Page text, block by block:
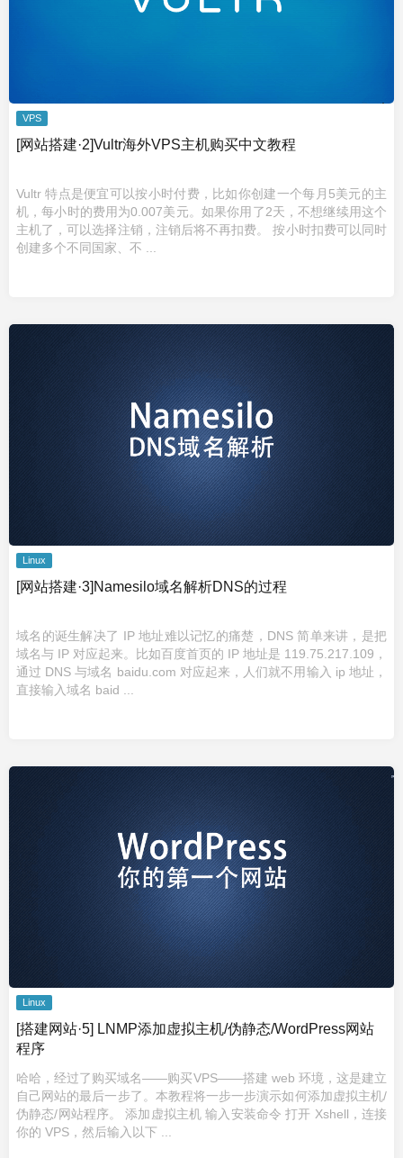
VPS
[网站搭建·2]Vultr海外VPS主机购买中文教程
Vultr 特点是便宜可以按小时付费，比如你创建一个每月5美元的主
机，每小时的费用为0.007美元。如果你用了2天，不想继续用这个
主机了，可以选择注销，注销后将不再扣费。 按小时扣费可以同时
创建多个不同国家、不 ...
Linux
[网站搭建·3]Namesilo域名解析DNS的过程
域名的诞生解决了 IP 地址难以记忆的痛楚，DNS 简单来讲，是把
域名与 IP 对应起来。比如百度首页的 IP 地址是 119.75.217.109，
通过 DNS 与域名 baidu.com 对应起来，人们就不用输入 ip 地址，
直接输入域名 baid ...
Linux
[搭建网站·5] LNMP添加虚拟主机/伪静态/WordPress网站
程序
哈哈，经过了购买域名——购买VPS——搭建 web 环境，这是建立
自己网站的最后一步了。本教程将一步一步演示如何添加虚拟主机/
伪静态/网站程序。 添加虚拟主机 输入安装命令 打开 Xshell，连接
你的 VPS，然后输入以下 ...